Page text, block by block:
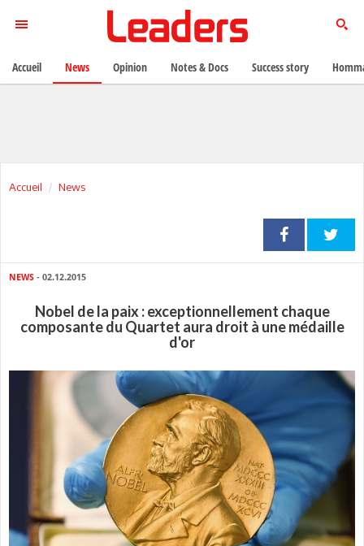
Accueil News
NEWS - 02.12.2015
Nobel de la paix : exceptionnellement chaque
composante du Quartet aura droit à une médaille
d'or
Accueil News Opinion Notes & Docs Success story